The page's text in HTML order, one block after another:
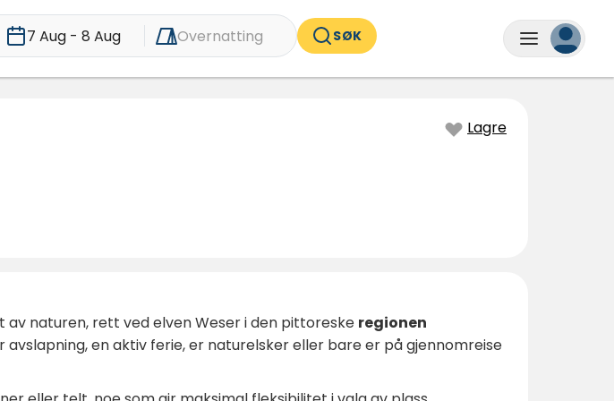
7 Aug - 8 Aug Overnatting SØK
Lagre
naturen, rett ved elven Weser i den pittoreske regionen
en aktiv ferie, er naturelsker eller bare er på gjennomreise